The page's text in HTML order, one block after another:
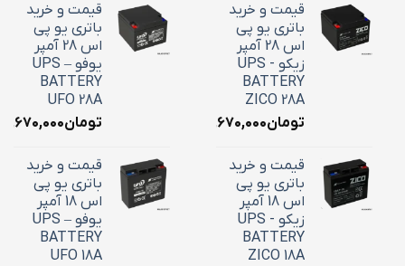
قیمت و خرید
باتری یو پی
اس 28 آمپر
زیکو - UPS
BATTERY
ZICO 28A
تومان۱۰,۶۷۰,۰۰۰
قیمت و خرید
باتری یو پی
اس 18 آمپر
زیکو - UPS
BATTERY
ZICO 18A
قیمت و خرید
باتری یو پی
اس 28 آمپر
یوفو – UPS
BATTERY
UFO 28A
تومان۱۰,۶۷۰,۰۰۰
قیمت و خرید
باتری یو پی
اس 18 آمپر
یوفو – UPS
BATTERY
UFO 18A